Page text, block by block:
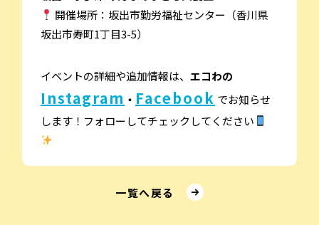
開催場所：坂出市勤労福祉センター（香川県
坂出市寿町1丁目3-5）
イベントの詳細や追加情報は、 エコわの
Instagram ・ Facebook でお知らせ
します！フォローしてチェックしてください
⼀覧へ戻る